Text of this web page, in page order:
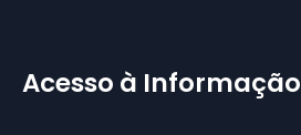
Acesso à Informação